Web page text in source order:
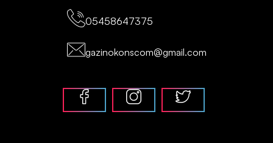
05458647375
gazinokonscom@gmail.com